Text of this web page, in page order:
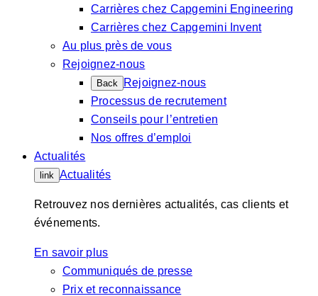
Carrières chez Capgemini Engineering
Carrières chez Capgemini Invent
Au plus près de vous
Rejoignez-nous
Back
Rejoignez-nous
Processus de recrutement
Conseils pour l’entretien
Nos offres d’emploi
Actualités
link Actualités
Retrouvez nos dernières actualités, cas clients et
événements.
En savoir plus
Communiqués de presse
Prix et reconnaissance